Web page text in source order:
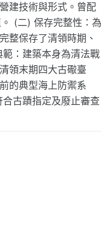
建技術與形式。曾配
(二) 保存完整性：為
整保存了清領時期、
：建築本身為清法戰
領末期四大古礮臺
的典型海上防禦系
古蹟指定及廢止審查